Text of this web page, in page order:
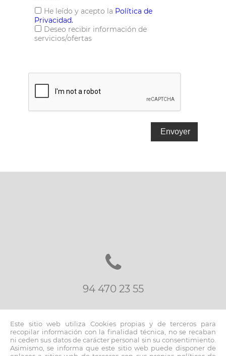
He leído y acepto la Política de
Privacidad.
Deseo recibir información de
servicios/ofertas
94 470 23 55
Este sitio web utiliza Cookies propias y de terceros para
recopilar información con la finalidad técnica, no se recaban
ni ceden sus datos de carácter personal sin su consentimiento.
Asimismo, se informa que este sitio web puede disponer de